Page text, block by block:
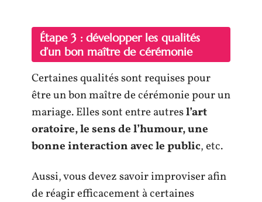
Étape 3 : développer les qualités
d’un bon maître de cérémonie
Certaines qualités sont requises pour
être un bon maître de cérémonie pour un
mariage. Elles sont entre autresl’art
oratoire, le sens de l’humour, une
bonne interaction avec le public, etc.
Aussi, vous devez savoir improviser afin
de réagir efficacement à certaines